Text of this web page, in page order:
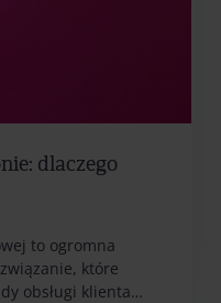
dlaczego
to ogromna
które
obsługi klienta…